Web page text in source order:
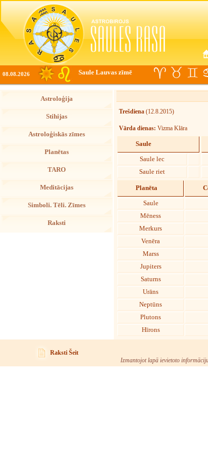
08.08.2026 Saule Lauvas zīmē
Astroloģija
Stihijas
Astroloģiskās zīmes
Planētas
TARO
Meditācijas
Simboli. Tēli. Zīmes
Raksti
Trešdiena (12.8.2015)
Vārda dienas: Vizma Klāra
Saule
Saule lec
Saule riet
Planēta
Saule
Mēness
Merkurs
Venēra
Marss
Jupiters
Saturns
Urāns
Neptūns
Plutons
Hīrons
Raksti Šeit
Izmantojot lapā ievietoto